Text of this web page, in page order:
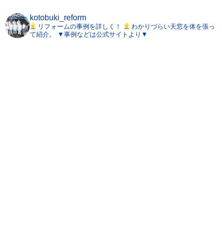
kotobuki_reform
リフォームの事例を詳しく！
わかりづらい天窓を体を張っ
て紹介。
▼事例などは公式サイトより▼